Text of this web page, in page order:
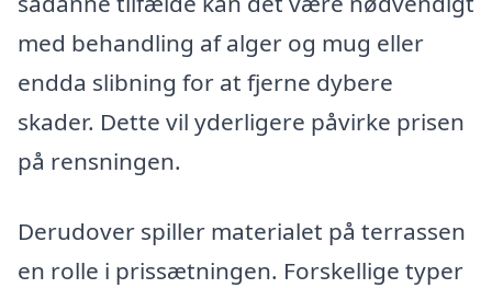
med behandling af alger og mug eller
endda slibning for at fjerne dybere
skader. Dette vil yderligere påvirke prisen
på rensningen.
Derudover spiller materialet på terrassen
en rolle i prissætningen. Forskellige typer